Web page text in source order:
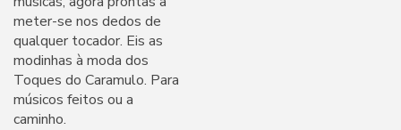
meter-se nos dedos de
qualquer tocador. Eis as
modinhas à moda dos
Toques do Caramulo. Para
músicos feitos ou a
caminho.